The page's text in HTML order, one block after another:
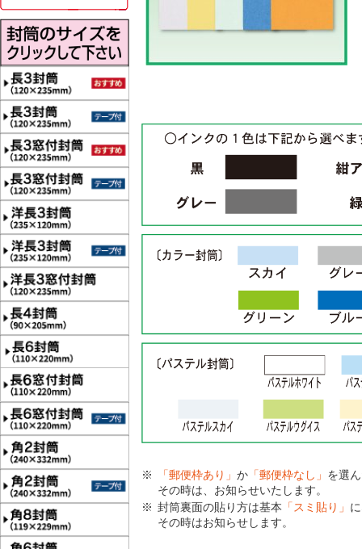
「郵便枠あり」 か 「郵便枠なし」 を選
その時は、お知らせいたします。
封筒裏面の貼り方は基本 「スミ貼り」
その時はお知らせします。